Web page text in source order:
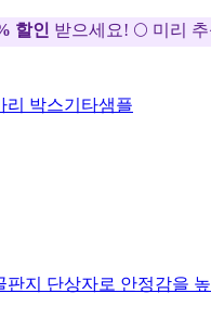
할인 받으세요! 🌕 미리
리 박스기타샘플
판지 단상자로 안정감을